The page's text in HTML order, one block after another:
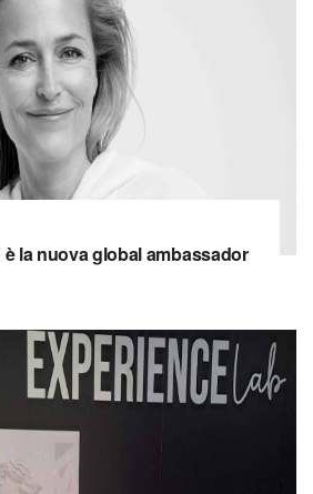
la nuova global ambassador